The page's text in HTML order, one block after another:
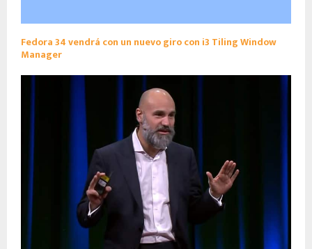
Fedora 34 vendrá con un nuevo giro con i3 Tiling Window
Manager